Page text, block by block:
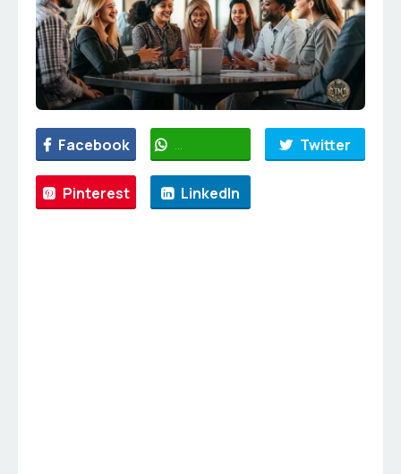
Facebook WhatsApp Twitter
Pinterest LinkedIn